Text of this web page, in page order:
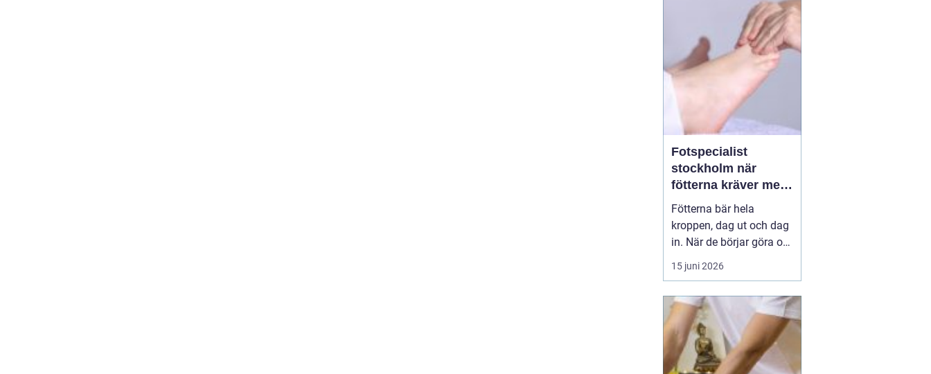
släppa. En legitimerad
sjukgymnast kan då
göra stor skillnad.
Genom n...
Fotspecialist
stockholm när
fötterna kräver mer
än vanliga sulor
Fötterna bär hela
kroppen, dag ut och dag
in. När de börjar göra ont
påverkas mer än bara
stegen sömn, träning,
lidande. Många försöker
länge med egenvård,
inlägg från sportbutiken
eller vila, men
15 juni 2026